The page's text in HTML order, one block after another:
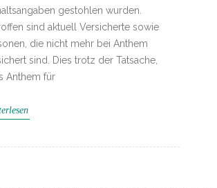
gestohlen wurden.
sind aktuell Versicherte sowie
die nicht mehr bei Anthem
sind. Dies trotz der Tatsache,
Anthem für